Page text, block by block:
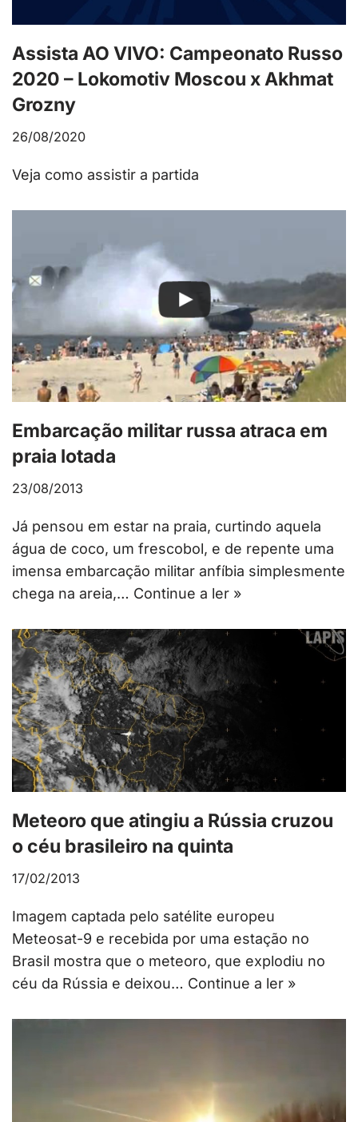
Assista AO VIVO: Campeonato Russo
2020 – Lokomotiv Moscou x Akhmat
Grozny
26/08/2020
Veja como assistir a partida
Embarcação militar russa atraca em
praia lotada
23/08/2013
Já pensou em estar na praia, curtindo aquela
água de coco, um frescobol, e de repente uma
imensa embarcação militar anfíbia simplesmente
chega na areia,… Continue a ler »
Meteoro que atingiu a Rússia cruzou
o céu brasileiro na quinta
17/02/2013
Imagem captada pelo satélite europeu
Meteosat-9 e recebida por uma estação no
Brasil mostra que o meteoro, que explodiu no
céu da Rússia e deixou… Continue a ler »